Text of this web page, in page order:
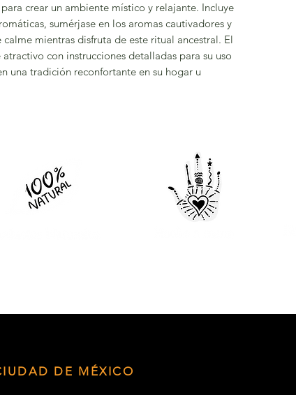
crear un ambiente místico y relajante. Incluye
sumérjase en los aromas cautivadores y
mientras disfruta de este ritual ancestral. El
con instrucciones detalladas para su uso
una tradición reconfortante en su hogar u
DE MÉXICO